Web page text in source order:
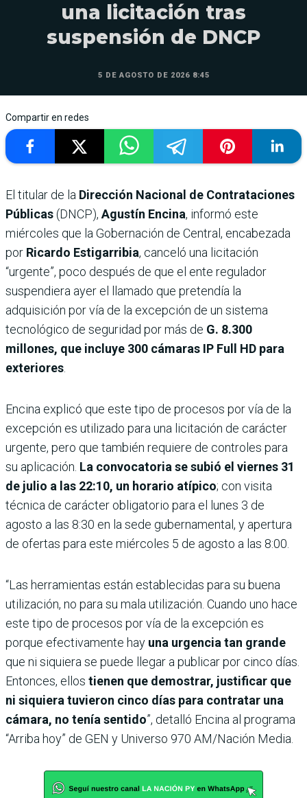
una licitación tras
suspensión de DNCP
5 DE AGOSTO DE 2026 8:45
Compartir en redes
El titular de la Dirección Nacional de Contrataciones
Públicas(DNCP), Agustín Encina, informó este
miércoles que la Gobernación de Central, encabezada
por Ricardo Estigarribia, canceló una licitación
“urgente”, poco después de que el ente regulador
suspendiera ayer el llamado que pretendía la
adquisición por vía de la excepción de un sistema
tecnológico de seguridad por más de G. 8.300
millones, que incluye 300 cámaras IP Full HD para
exteriores.
Encina explicó que este tipo de procesos por vía de la
excepción es utilizado para una licitación de carácter
urgente, pero que también requiere de controles para
su aplicación. La convocatoria se subió el viernes 31
de julio a las 22:10, un horario atípico; con visita
técnica de carác­ter obligatorio para el lunes 3 de
agosto a las 8:30 en la sede gubernamental, y apertura
de ofertas para este miérco­les 5 de agosto a las 8:00.
“Las herramientas están establecidas para su buena
utilización, no para su mala utilización. Cuando uno hace
este tipo de procesos por vía de la excepción es
porque efectivamente hay una urgencia tan grande
que ni siquiera se puede llegar a publicar por cinco días.
Entonces, ellos tienen que demostrar, justificar que
ni siquiera tuvieron cinco días para contratar una
cámara, no tenía sentido”, detalló Encina al programa
“Arriba hoy” de GEN y Universo 970 AM/Nación Media.